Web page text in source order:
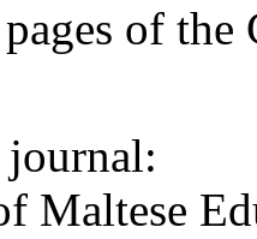
of
Maltese